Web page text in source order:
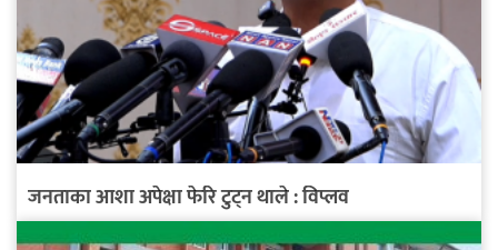
जनताका आशा अपेक्षा फेरि टुट्न थाले : विप्लव